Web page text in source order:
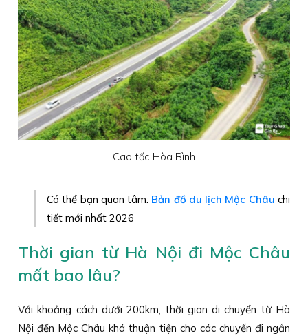
Cao tốc Hòa Bình
Có thể bạn quan tâm: Bản đồ du lịch Mộc Châu chi
tiết mới nhất 2026
Thời gian từ Hà Nội đi Mộc Châu
mất bao lâu?
Với khoảng cách dưới 200km, thời gian di chuyển từ Hà
Nội đến Mộc Châu khá thuận tiện cho các chuyến đi ngắn